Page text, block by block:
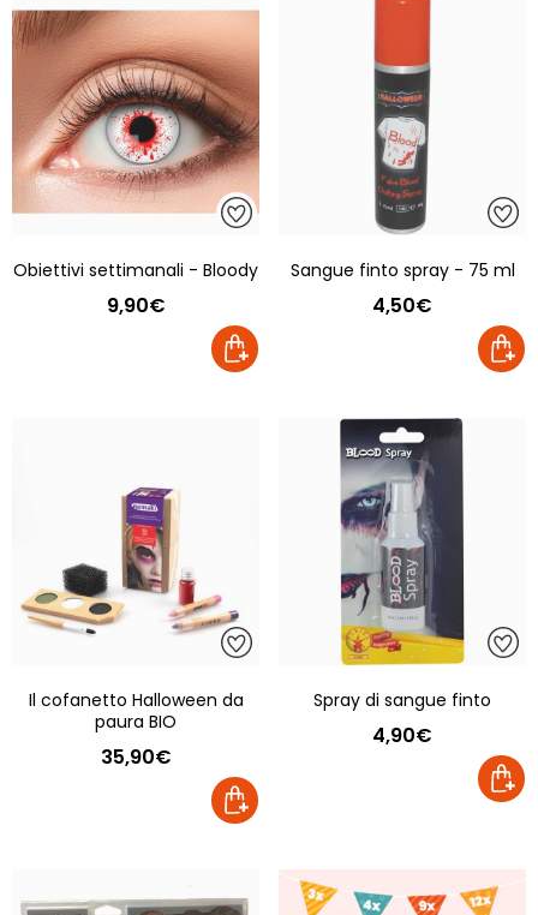
Obiettivi settimanali - Bloody
9,90€
Sangue finto spray - 75 ml
4,50€
Il cofanetto Halloween da
paura BIO
35,90€
Spray di sangue finto
4,90€